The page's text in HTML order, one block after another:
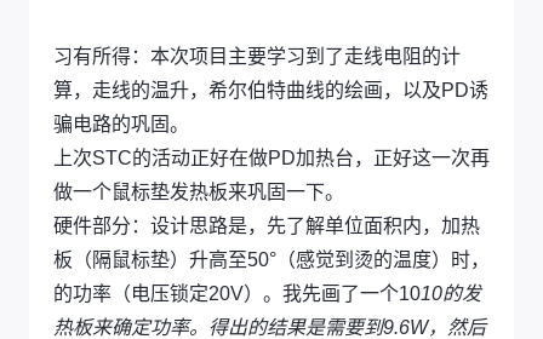
习有所得：本次项目主要学习到了走线电阻的计
算，走线的温升，希尔伯特曲线的绘画，以及PD诱
骗电路的巩固。
上次STC的活动正好在做PD加热台，正好这一次再
做一个鼠标垫发热板来巩固一下。
硬件部分：设计思路是，先了解单位面积内，加热
板（隔鼠标垫）升高至50°（感觉到烫的温度）时，
的功率（电压锁定20V）。我先画了一个1010的发
热板来确定功率。得出的结果是需要到9.6W，然后